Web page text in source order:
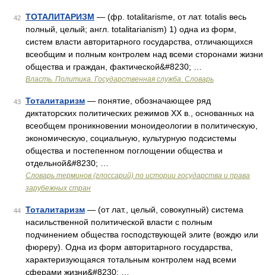
42 ТОТАЛИТАРИЗМ — (фр. totalitarisme, от лат. totalis весь
полный, целый; англ. totalitarianism) 1) одна из форм,
систем власти авторитарного государства, отличающихся
всеобщим и полным контролем над всеми сторонами жизни
общества и граждан, фактической&#8230; …
Власть. Политика. Государственная служба. Словарь
43 Тоталитаризм — понятие, обозначающее ряд
диктаторских политических режимов XX в., основанных на
всеобщем проникновении моноидеологии в политическую,
экономическую, социальную, культурную подсистемы
общества и постепенном поглощении общества и
отдельной&#8230; …
Словарь терминов (глоссарий) по истории государства и права
зарубежных стран
44 Тоталитаризм — (от лат., целый, совокупный) система
насильственной политической власти с полным
подчинением общества господствующей элите (вождю или
фюреру). Одна из форм авторитарного государства,
характеризующаяся тотальным контролем над всеми
сферами жизни&#8230; …